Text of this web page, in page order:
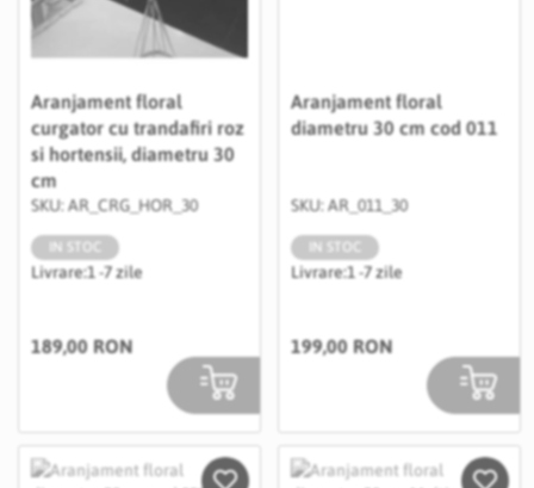
Aranjament floral
curgator cu trandafiri roz
si hortensii, diametru 30
cm
SKU: AR_CRG_HOR_30
IN STOC
Livrare:1 -7 zile
189,00 RON
Aranjament floral
diametru 30 cm cod 011
SKU: AR_011_30
IN STOC
Livrare:1 -7 zile
199,00 RON